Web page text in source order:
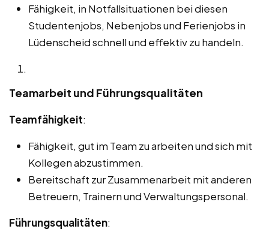
Fähigkeit, in Notfallsituationen bei diesen
Studentenjobs, Nebenjobs und Ferienjobs in
Lüdenscheid schnell und effektiv zu handeln.
Teamarbeit und Führungsqualitäten
Teamfähigkeit:
Fähigkeit, gut im Team zu arbeiten und sich mit
Kollegen abzustimmen.
Bereitschaft zur Zusammenarbeit mit anderen
Betreuern, Trainern und Verwaltungspersonal.
Führungsqualitäten: